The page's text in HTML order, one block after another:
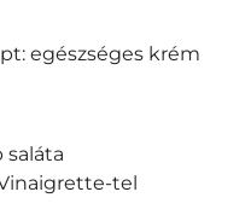
egészséges krém
saláta
tel